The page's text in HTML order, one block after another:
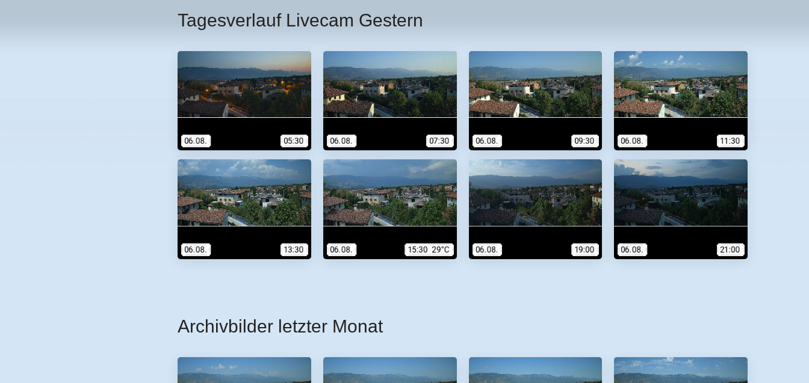
Tagesverlauf Livecam Gestern
Archivbilder letzter Monat